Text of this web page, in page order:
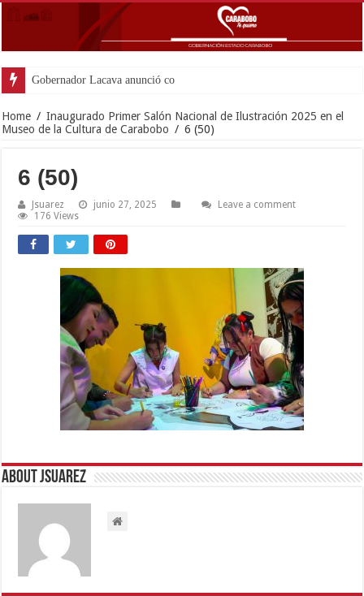
Gobernador Lacava anunció colocación de más
Home / Inaugurado Primer Salón Nacional de Ilustración 2025 en el
Museo de la Cultura de Carabobo / 6 (50)
6 (50)
Jsuarez junio 27, 2025
Leave a comment
176 Views
About Jsuarez